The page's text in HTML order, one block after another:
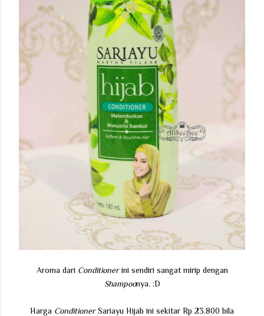
Aroma dari Conditionerini sendiri sangat mirip dengan
Shampoonya. :D
Harga ConditionerSariayu Hijab ini sekitar Rp 23.800 bila